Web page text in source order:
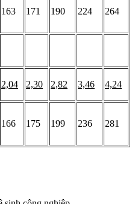
163 171 190 224 264
2,04 2,30 2,82 3,46 4,24
166 175 199 236 281